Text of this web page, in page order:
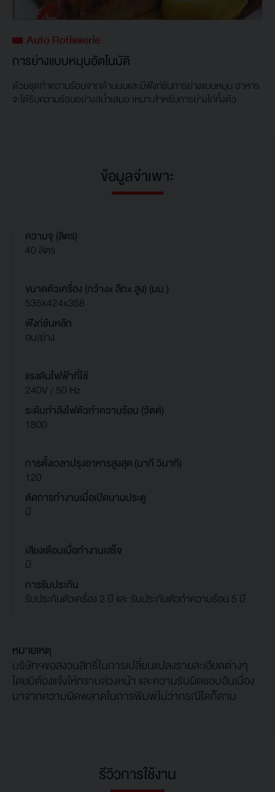
Auto Rotisserie
การย่างแบบหมุนอัตโนมัติ
ด้วยชุดทำความร้อนจากด้านบนและมีฟังก์ชันการย่างแบบหมุน อาหาร
จะได้รับความร้อนอย่างสม่ำเสมอ เหมาะสำหรับการย่างไก่ทั้งตัว
ข้อมูลจำเพาะ
ความจุ (ลิตร)
40 ลิตร
ขนาดตัวเครื่อง (กว้างx ลึกx สูง) (มม.)
535x424x358
ฟังก์ชันหลัก
อบ/ย่าง
แรงดันไฟฟ้าที่ใช้
240V / 50 Hz
ระดับกำลังไฟตัวทำความร้อน (วัตต์)
1800
การตั้งเวลาปรุงอาหารสูงสุด (นาที วินาที)
120
ตัดการทำงานเมื่อเปิดบานประตู
มี
เสียงเตือนเมื่อทำงานเสร็จ
มี
การรับประกัน
รับประกันตัวเครื่อง 2 ปี และ รับประกันตัวทำความร้อน 5 ปี
หมายเหตุ
บริษัทฯขอสงวนสิทธิ์ในการเปลี่ยนแปลงรายละเอียดต่างๆ
โดยมิต้องแจ้งให้ทราบล่วงหน้า และความรับผิดชอบอันเนื่อง
มาจากความผิดพลาดในการพิมพ์ไม่ว่ากรณีใดก็ตาม
รีวิวการใช้งาน